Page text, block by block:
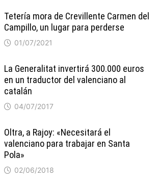
Tetería mora de Crevillente Carmen del
Campillo, un lugar para perderse
01/07/2021
La Generalitat invertirá 300.000 euros
en un traductor del valenciano al
catalán
04/07/2017
Oltra, a Rajoy: «Necesitará el
valenciano para trabajar en Santa
Pola»
02/06/2018